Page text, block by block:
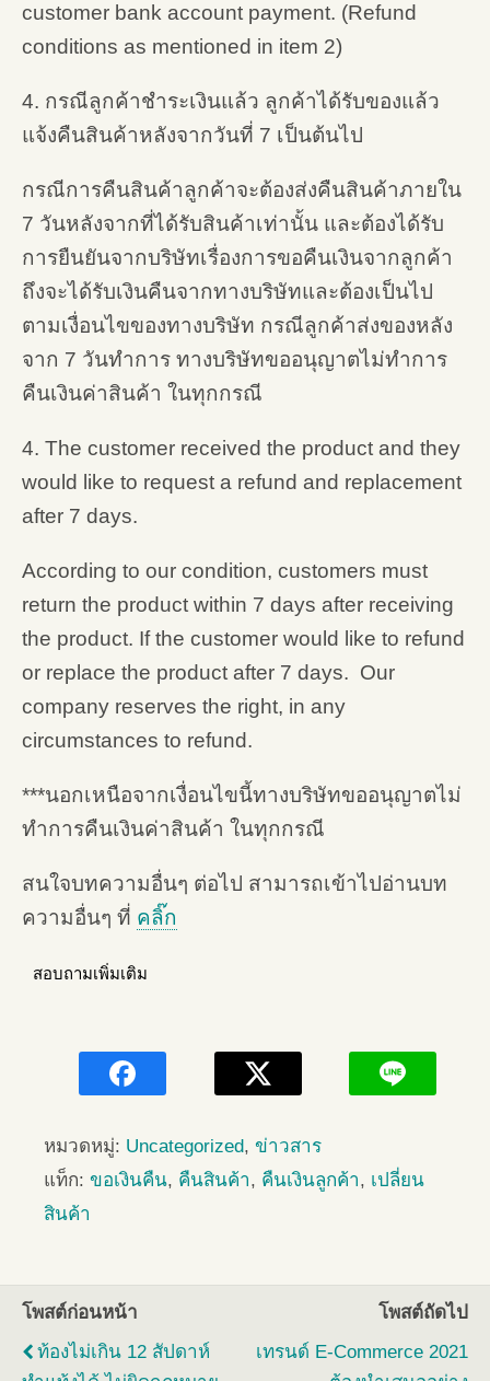
customer bank account payment. (Refund
conditions as mentioned in item 2)
4. กรณีลูกค้าชำระเงินแล้ว ลูกค้าได้รับของแล้ว
แจ้งคืนสินค้าหลังจากวันที่ 7 เป็นต้นไป
กรณีการคืนสินค้าลูกค้าจะต้องส่งคืนสินค้าภายใน
7 วันหลังจากที่ได้รับสินค้าเท่านั้น และต้องได้รับ
การยืนยันจากบริษัทเรื่องการขอคืนเงินจากลูกค้า
ถึงจะได้รับเงินคืนจากทางบริษัทและต้องเป็นไป
ตามเงื่อนไขของทางบริษัท กรณีลูกค้าส่งของหลัง
จาก 7 วันทำการ ทางบริษัทขออนุญาตไม่ทำการ
คืนเงินค่าสินค้า ในทุกกรณี
4. The customer received the product and they
would like to request a refund and replacement
after 7 days.
According to our condition, customers must
return the product within 7 days after receiving
the product. If the customer would like to refund
or replace the product after 7 days. Our
company reserves the right, in any
circumstances to refund.
***นอกเหนือจากเงื่อนไขนี้ทางบริษัทขออนุญาตไม่
ทำการคืนเงินค่าสินค้า ในทุกกรณี
สนใจบทความอื่นๆ ต่อไป สามารถเข้าไปอ่านบท
ความอื่นๆ ที่ คลิ๊ก
สอบถามเพิ่มเติม
หมวดหมู่: Uncategorized, ข่าวสาร
แท็ก: ขอเงินคืน, คืนสินค้า, คืนเงินลูกค้า, เปลี่ยน
สินค้า
โพสต์ก่อนหน้า
ท้องไม่เกิน 12 สัปดาห์
โพสต์ถัดไป
เทรนด์ E-Commerce 2021